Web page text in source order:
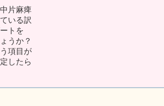
片麻痺
いる訳
トを
うか？
項目が
したら